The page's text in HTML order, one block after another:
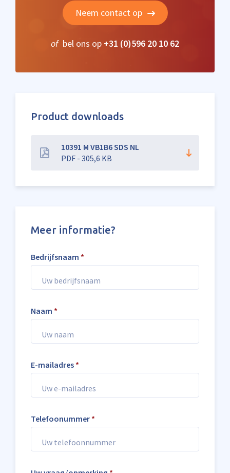
Neem contact op
of bel ons op +31 (0)596 20 10 62
Product downloads
10391 M VB1B6 SDS NL
PDF - 305,6 KB
Meer informatie?
Bedrijfsnaam *
Naam *
E-mailadres *
Telefoonummer *